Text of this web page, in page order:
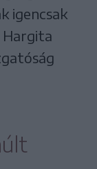
igencsak
Hargita